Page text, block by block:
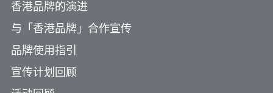
香港品牌的演进
与「香港品牌」合作宣传
品牌使用指引
宣传计划回顾